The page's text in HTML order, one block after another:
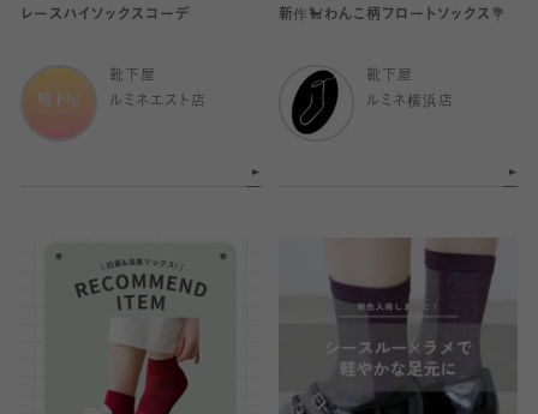
レースハイソックスコーデ
靴下屋
ルミネエスト店
新作🐩わんこ柄フロートソックス💐
靴下屋
ルミネ横浜店